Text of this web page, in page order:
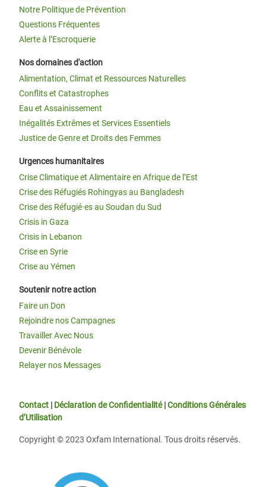
Notre Politique de Prévention
Questions Fréquentes
Alerte à l’Escroquerie
Nos domaines d'action
Alimentation, Climat et Ressources Naturelles
Conflits et Catastrophes
Eau et Assainissement
Inégalités Extrêmes et Services Essentiels
Justice de Genre et Droits des Femmes
Urgences humanitaires
Crise Climatique et Alimentaire en Afrique de l’Est
Crise des Réfugiés Rohingyas au Bangladesh
Crise des Réfugié·es au Soudan du Sud
Crisis in Gaza
Crisis in Lebanon
Crise en Syrie
Crise au Yémen
Soutenir notre action
Faire un Don
Rejoindre nos Campagnes
Travailler Avec Nous
Devenir Bénévole
Relayer nos Messages
Contact | Déclaration de Confidentialité|Conditions Générales
d’Utilisation
Copyright © 2023 Oxfam International. Tous droits réservés.